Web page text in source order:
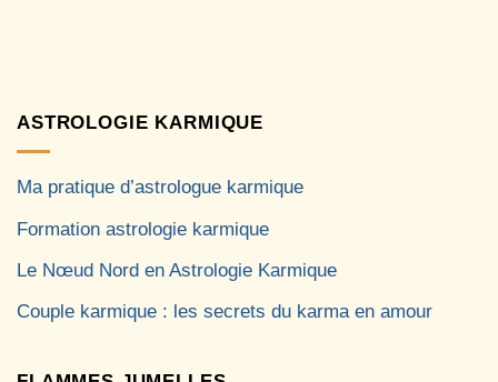
ASTROLOGIE KARMIQUE
Ma pratique d’astrologue karmique
Formation astrologie karmique
Le Nœud Nord en Astrologie Karmique
Couple karmique : les secrets du karma en amour